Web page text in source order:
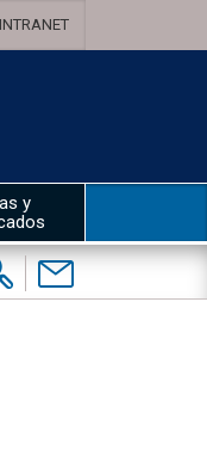
INTRANET
y
Contáctenos